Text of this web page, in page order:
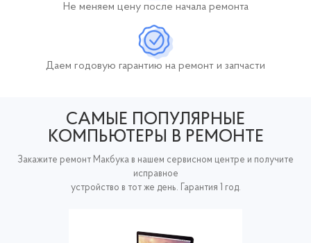
Не меняем цену после начала ремонта
Даем годовую гарантию на ремонт и запчасти
САМЫЕ ПОПУЛЯРНЫЕ
КОМПЬЮТЕРЫ В РЕМОНТЕ
Закажите ремонт Макбука в нашем сервисном центре и получите
исправное
устройство в тот же день. Гарантия 1 год.